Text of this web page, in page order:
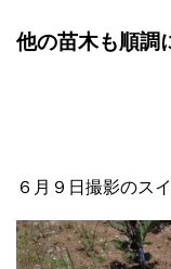
他の苗木も順調
６月９日撮影のス